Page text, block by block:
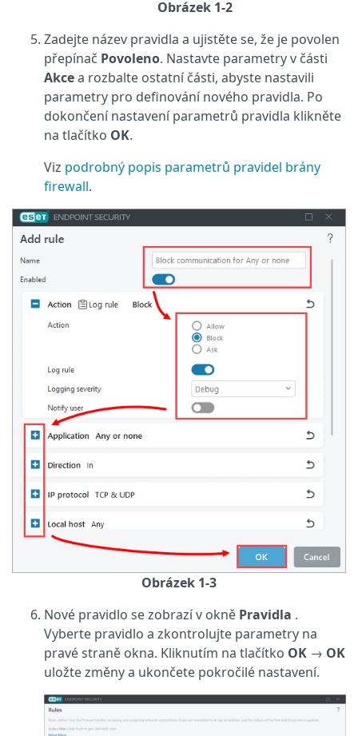
Obrázek 1-2
Zadejte název pravidla a ujistěte se, že je povolen
přepínač Povoleno. Nastavte parametry v části
Akcea rozbalte ostatní části, abyste nastavili
parametry pro definování nového pravidla. Po
dokončení nastavení parametrů pravidla klikněte
na tlačítko OK.
Viz podrobný popis parametrů pravidel brány
firewall.
Obrázek 1-3
Nové pravidlo se zobrazí v okně Pravidla .
Vyberte pravidlo a zkontrolujte parametry na
pravé straně okna. Kliknutím na tlačítko OK → OK
uložte změny a ukončete pokročilé nastavení.